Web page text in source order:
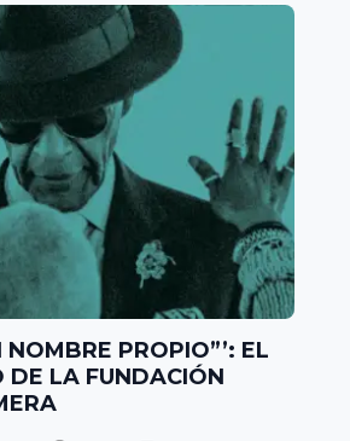
NOMBRE PROPIO”’: EL
DE LA FUNDACIÓN